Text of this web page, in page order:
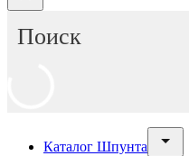
Каталог Шпунта